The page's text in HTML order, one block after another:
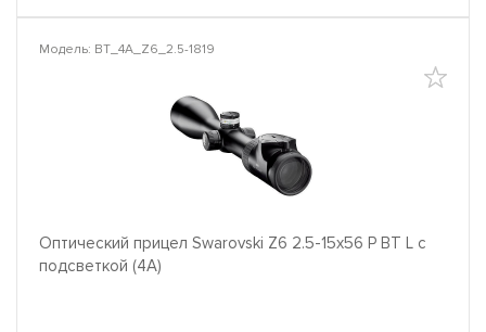
Модель: BT_4A_Z6_2.5-1819
Оптический прицел Swarovski Z6 2.5-15x56 P BT L с
подсветкой (4A)